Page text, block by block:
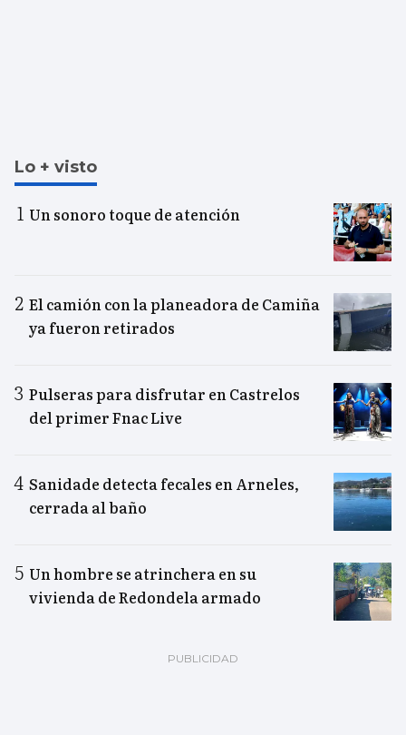
Lo + visto
Un sonoro toque de atención
El camión con la planeadora de Camiña
ya fueron retirados
Pulseras para disfrutar en Castrelos
del primer Fnac Live
Sanidade detecta fecales en Arneles,
cerrada al baño
Un hombre se atrinchera en su
vivienda de Redondela armado